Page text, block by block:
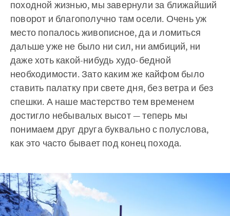
походной жизнью, мы завернули за ближайший
поворот и благополучно там осели. Очень уж
место попалось живописное, да и ломиться
дальше уже не было ни сил, ни амбиций, ни
даже хоть какой-нибудь худо-бедной
необходимости. Зато каким же кайфом было
ставить палатку при свете дня, без ветра и без
спешки. А наше мастерство тем временем
достигло небывалых высот — теперь мы
понимаем друг друга буквально с полуслова,
как это часто бывает под конец похода.